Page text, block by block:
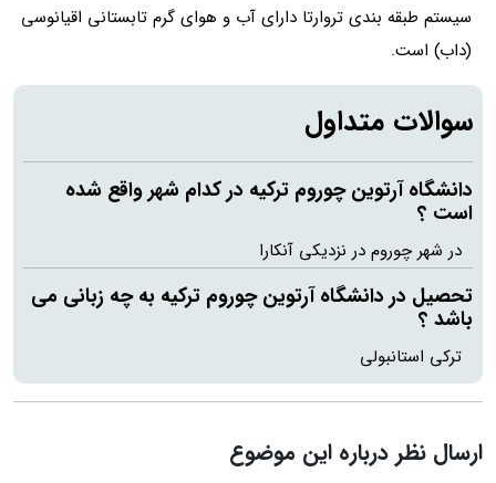
سیستم طبقه بندی تروارتا دارای آب و هوای گرم تابستانی اقیانوسی
(داب) است.
سوالات متداول
دانشگاه آرتوین چوروم ترکیه در کدام شهر واقع شده
است ؟
در شهر چوروم در نزدیکی آنکارا
تحصیل در دانشگاه آرتوین چوروم ترکیه به چه زبانی می
باشد ؟
ترکی استانبولی
ارسال نظر درباره این موضوع